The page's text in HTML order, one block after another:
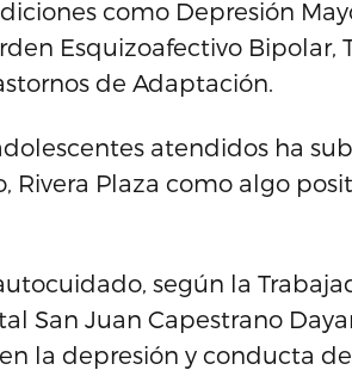
como Depresión
Esquizoafectivo Bipolar,
de Adaptación.
atendidos ha
Rivera Plaza como algo
según la
San Juan Capestrano
la depresión y conducta